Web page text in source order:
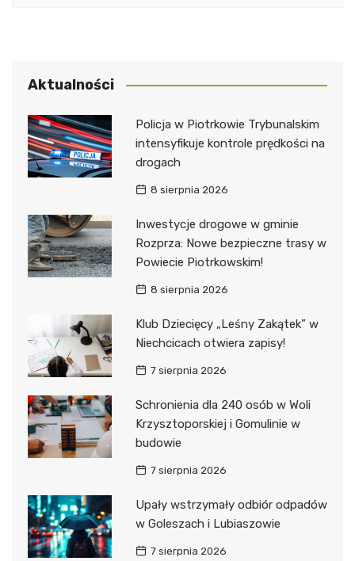
Aktualności
Policja w Piotrkowie Trybunalskim
intensyfikuje kontrole prędkości na
drogach
8 sierpnia 2026
Inwestycje drogowe w gminie
Rozprza: Nowe bezpieczne trasy w
Powiecie Piotrkowskim!
8 sierpnia 2026
Klub Dziecięcy „Leśny Zakątek” w
Niechcicach otwiera zapisy!
7 sierpnia 2026
Schronienia dla 240 osób w Woli
Krzysztoporskiej i Gomulinie w
budowie
7 sierpnia 2026
Upały wstrzymały odbiór odpadów
w Goleszach i Lubiaszowie
7 sierpnia 2026